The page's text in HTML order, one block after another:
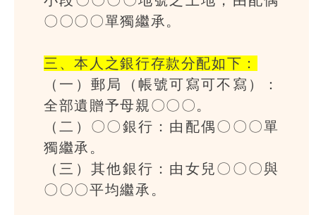
〇〇〇〇單獨繼承。
三、本人之銀行存款分配如下：
（一）郵局（帳號可寫可不寫）：
全部遺贈予母親〇〇〇。
（二）〇〇銀行：由配偶〇〇〇單
獨繼承。
（三）其他銀行：由女兒〇〇〇與
〇〇〇平均繼承。